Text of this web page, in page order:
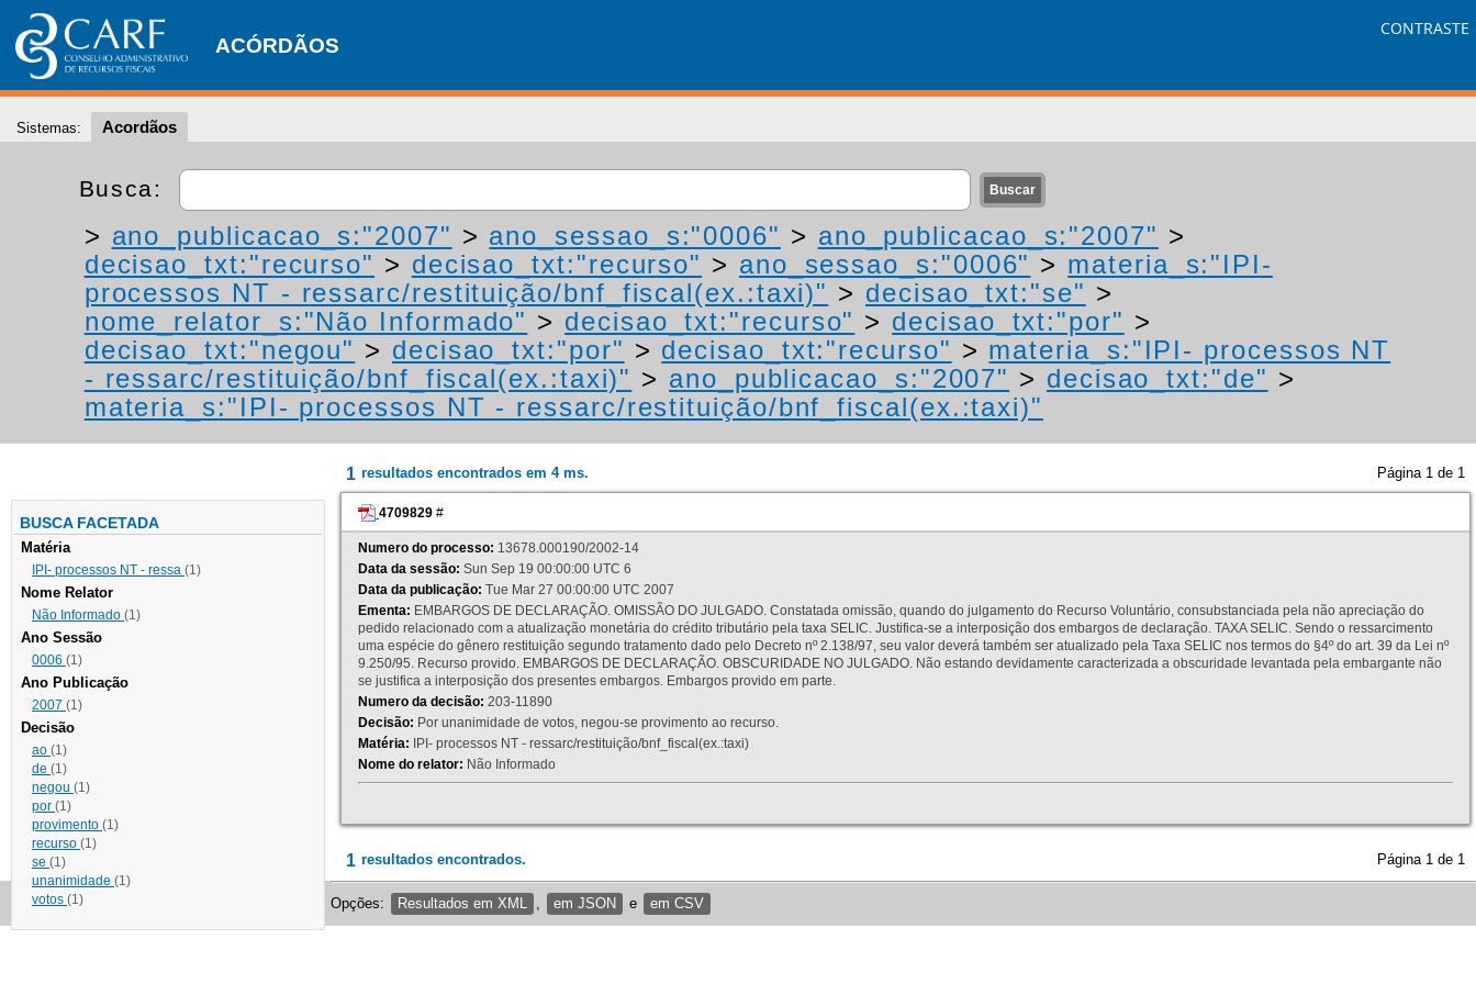
ACÓRDÃOS
CONTRASTE
Sistemas: Acordãos
Busca:
> ano_publicacao_s:"2007" > ano_sessao_s:"0006" > ano_publicacao_s:"2007" >
decisao_txt:"recurso" > decisao_txt:"recurso" > ano_sessao_s:"0006" > materia_s:"IPI-
processos NT - ressarc/restituição/bnf_fiscal(ex.:taxi)" > decisao_txt:"se" >
nome_relator_s:"Não Informado" > decisao_txt:"recurso" > decisao_txt:"por" >
decisao_txt:"negou" > decisao_txt:"por" > decisao_txt:"recurso" > materia_s:"IPI- processos NT
- ressarc/restituição/bnf_fiscal(ex.:taxi)" > ano_publicacao_s:"2007" > decisao_txt:"de" >
materia_s:"IPI- processos NT - ressarc/restituição/bnf_fiscal(ex.:taxi)"
BUSCA FACETADA
Matéria
IPI- processos NT - ressa (1)
Nome Relator
Não Informado (1)
Ano Sessão
0006 (1)
Ano Publicação
2007 (1)
Decisão
ao (1)
de (1)
negou (1)
por (1)
provimento (1)
recurso (1)
se (1)
unanimidade (1)
votos (1)
1 resultados encontrados em 4 ms. Página 1 de 1
4709829 #
Numero do processo: 13678.000190/2002-14
Data da sessão: Sun Sep 19 00:00:00 UTC 6
Data da publicação: Tue Mar 27 00:00:00 UTC 2007
Ementa: EMBARGOS DE DECLARAÇÃO. OMISSÃO DO JULGADO. Constatada omissão, quando do julgamento do Recurso Voluntário, consubstanciada pela não apreciação do
pedido relacionado com a atualização monetária do crédito tributário pela taxa SELIC. Justifica-se a interposição dos embargos de declaração. TAXA SELIC. Sendo o ressarcimento
uma espécie do gênero restituição segundo tratamento dado pelo Decreto nº 2.138/97, seu valor deverá também ser atualizado pela Taxa SELIC nos termos do §4º do art. 39 da Lei nº
9.250/95. Recurso provido. EMBARGOS DE DECLARAÇÃO. OBSCURIDADE NO JULGADO. Não estando devidamente caracterizada a obscuridade levantada pela embargante não
se justifica a interposição dos presentes embargos. Embargos provido em parte.
Numero da decisão: 203-11890
Decisão: Por unanimidade de votos, negou-se provimento ao recurso.
Matéria: IPI- processos NT - ressarc/restituição/bnf_fiscal(ex.:taxi)
Nome do relator: Não Informado
1 resultados encontrados. Página 1 de 1
Opções: Resultados em XML em JSON e em CSV